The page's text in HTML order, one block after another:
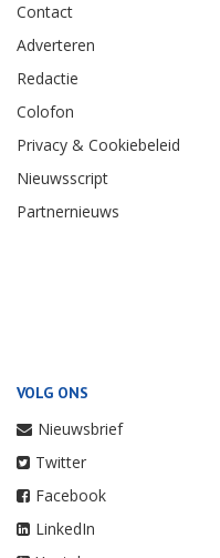
Contact
Adverteren
Redactie
Colofon
Privacy & Cookiebeleid
Nieuwsscript
Partnernieuws
VOLG ONS
Nieuwsbrief
Twitter
Facebook
LinkedIn